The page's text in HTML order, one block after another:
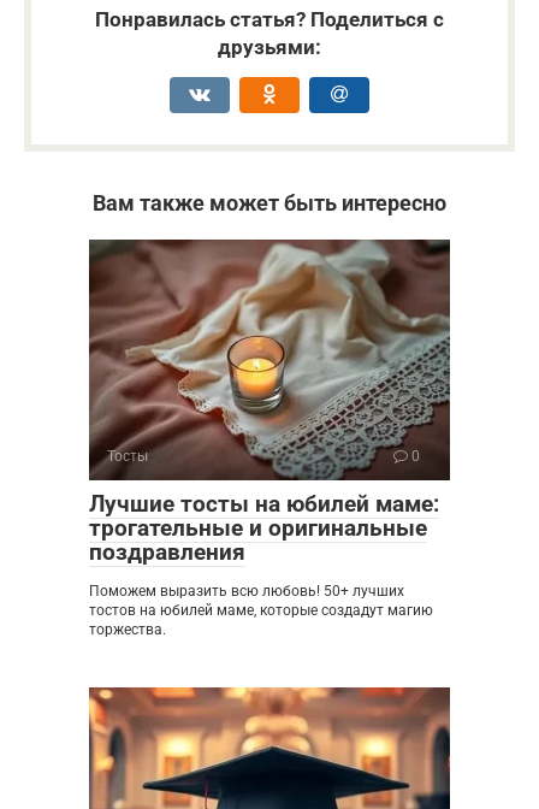
Понравилась статья? Поделиться с
друзьями:
Вам также может быть интересно
Тосты 0
Лучшие тосты на юбилей маме:
трогательные и оригинальные
поздравления
Поможем выразить всю любовь! 50+ лучших
тостов на юбилей маме, которые создадут магию
торжества.